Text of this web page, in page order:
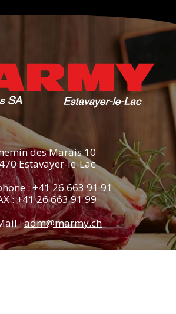
des Marais 10
Estavayer-le-Lac
: +41 26 663 91 91
: +41 26 663 91 99
:adm@marmy.ch